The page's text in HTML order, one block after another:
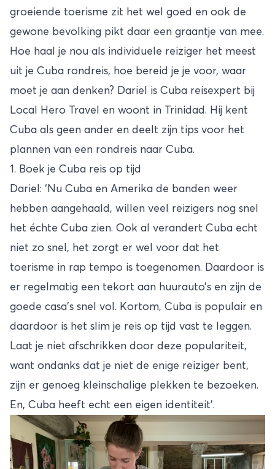
groeiende toerisme zit het wel goed en ook de
gewone bevolking pikt daar een graantje van mee.
Hoe haal je nou als individuele reiziger het meest
uit je Cuba rondreis, hoe bereid je je voor, waar
moet je aan denken? Dariel is Cuba reisexpert bij
Local Hero Travel en woont in Trinidad. Hij kent
Cuba als geen ander en deelt zijn tips voor het
plannen van een rondreis naar Cuba.
1. Boek je Cuba reis op tijd
Dariel: ‘Nu Cuba en Amerika de banden weer
hebben aangehaald, willen veel reizigers nog snel
het échte Cuba zien. Ook al verandert Cuba echt
niet zo snel, het zorgt er wel voor dat het
toerisme in rap tempo is toegenomen. Daardoor is
er regelmatig een tekort aan huurauto’s en zijn de
goede casa’s snel vol. Kortom, Cuba is populair en
daardoor is het slim je reis op tijd vast te leggen.
Laat je niet afschrikken door deze populariteit,
want ondanks dat je niet de enige reiziger bent,
zijn er genoeg kleinschalige plekken te bezoeken.
En, Cuba heeft echt een eigen identiteit’.